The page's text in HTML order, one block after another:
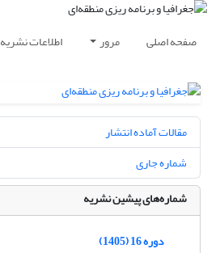
صفحه اصلی مرور اطلاعات نشریه
مقالات آماده انتشار
شماره جاری
شماره‌های پیشین نشریه
دوره 16 (1405)